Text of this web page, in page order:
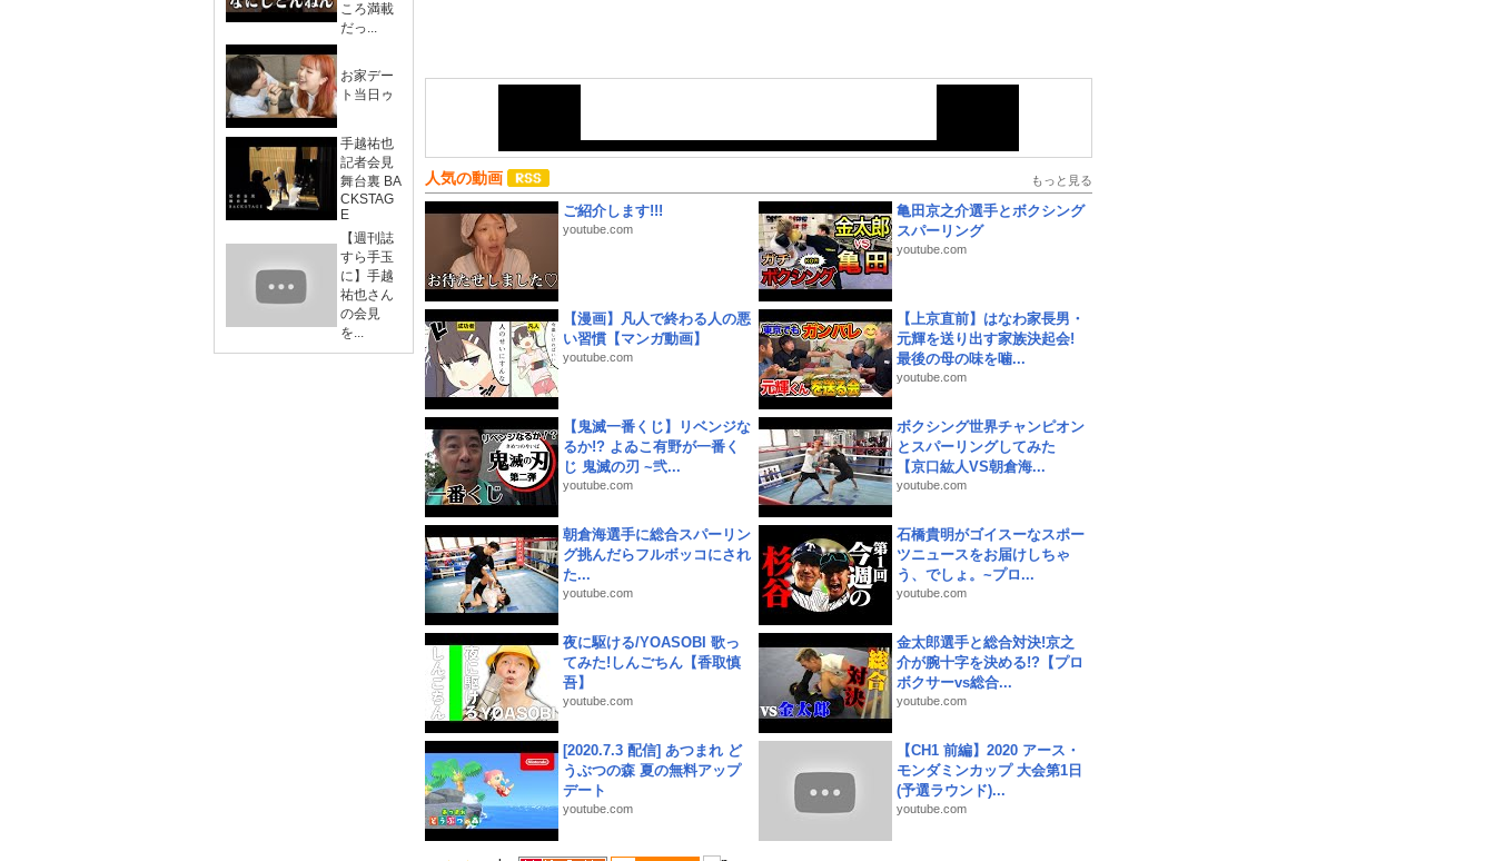
ころ満載
だっ...
お家デー
ト当日ゥ
手越祐也
記者会見
舞台裏 BA
CKSTAG
E
【週刊誌
すら手玉
に】手越
祐也さん
の会見
を...
人気の動画 もっと見る
ご紹介します!!!
youtube.com
亀田京之介選手とボクシング
スパーリング
youtube.com
【漫画】凡人で終わる人の悪
い習慣【マンガ動画】
youtube.com
【上京直前】はなわ家長男・
元輝を送り出す家族決起会!
最後の母の味を噛...
youtube.com
【鬼滅一番くじ】リベンジな
るか!? よゐこ有野が一番く
じ 鬼滅の刃 ~弐...
youtube.com
ボクシング世界チャンピオン
とスパーリングしてみた
【京口紘人VS朝倉海...
youtube.com
朝倉海選手に総合スパーリン
グ挑んだらフルボッコにされ
た...
youtube.com
石橋貴明がゴイスーなスポー
ツニュースをお届けしちゃ
う、でしょ。~プロ...
youtube.com
夜に駆ける/YOASOBI 歌っ
てみた!しんごちん【香取慎
吾】
youtube.com
金太郎選手と総合対決!京之
介が腕十字を決める!?【プロ
ボクサーvs総合...
youtube.com
[2020.7.3 配信] あつまれ ど
うぶつの森 夏の無料アップ
デート
youtube.com
【CH1 前編】2020 アース・
モンダミンカップ 大会第1日
(予選ラウンド)...
youtube.com